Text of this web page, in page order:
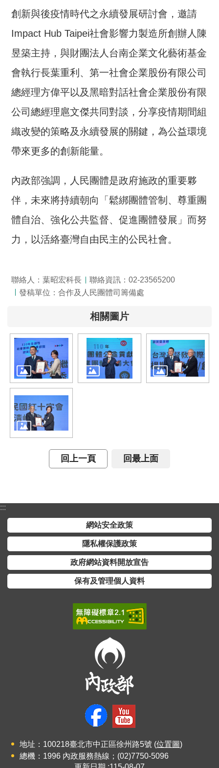
報
RSS
English
站
安
全
政
私
權
保
政
策
網
站
放
告
保
有
及
管
創新與後疫情時代之永續發展研討會，邀請
Impact Hub Taipei社會影響力製造所創辦人陳
昱築主持，與財團法人台南企業文化藝術基金
會執行長葉重利、第一社會企業股份有限公司
總經理方偉平以及黑暗對話社會企業股份有限
公司總經理扈文傑共同對談，分享疫情期間組
織改變的策略及永續發展的關鍵，為公益環境
帶來更多的創新能量。
內政部強調，人民團體是政府施政的重要夥
伴，未來將持續朝向「鬆綁團體管制、尊重團
體自治、強化公共監督、促進團體發展」而努
力，以活絡臺灣自由民主的公民社會。
聯絡人：葉昭宏科長
聯絡資訊：02-23565200
發稿單位：合作及人民團體司籌備處
相關圖片
回上一頁 回最上面
:::
網站安全政策
隱私權保護政策
政府網站資料開放宣告
保有及管理個人資料
地址：100218臺北市中正區徐州路5號 (位置圖)
總機：1996 內政服務熱線；(02)7750-5096